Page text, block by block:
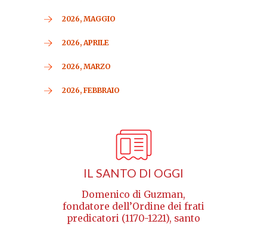
2026, MAGGIO
2026, APRILE
2026, MARZO
2026, FEBBRAIO
IL SANTO DI OGGI
Domenico di Guzman,
fondatore dell’Ordine dei frati
predicatori (1170-1221), santo